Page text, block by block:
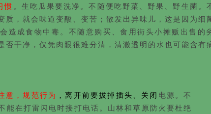
惯 。生吃瓜果要洗净。不随便吃野菜、野果、野生菌。
质，就会味道变酸、变苦；散发出异味儿，这是因为细
造成食物中毒。不随意购买、食用街头小摊贩出售的
否干净，仅凭肉眼很难分清，清澈透明的水也可能含有
意 ，规范行为 ，离开前要拔掉插头、关闭 电源。不
能在打雷闪电时接打电话。山林和草原防火要杜绝